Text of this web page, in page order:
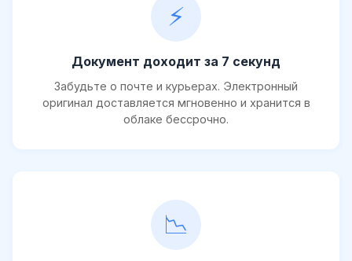
⚡
Документ доходит за 7 секунд
Забудьте о почте и курьерах. Электронный
оригинал доставляется мгновенно и хранится в
облаке бессрочно.
📉